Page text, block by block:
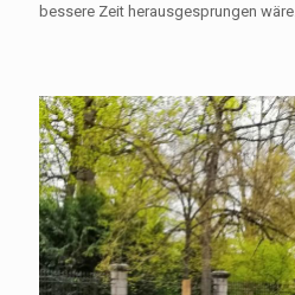
bessere Zeit herausgesprungen wäre.